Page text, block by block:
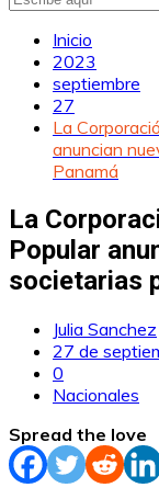
Inicio
2023
septiembre
27
La
anuncian
Panamá
La
Popular
societarias
Julia Sanchez
27 de
0
Nacionales
Spread the love